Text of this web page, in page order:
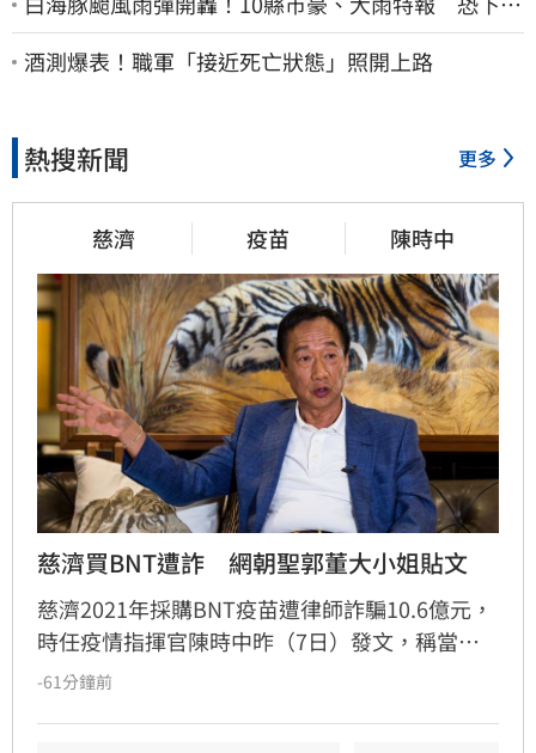
明天
酒測爆表！職軍「接近死亡狀態」照開上路
熱搜新聞 更多
慈濟 疫苗 陳時中
慈濟買BNT遭詐　網朝聖郭董大小姐貼文
慈濟2021年採購BNT疫苗遭律師詐騙10.6億元，
時任疫情指揮官陳時中昨（7日）發文，稱當年
早就苦口婆心要提防掮客，卻遭在野攻擊抹黑；
-61分鐘前